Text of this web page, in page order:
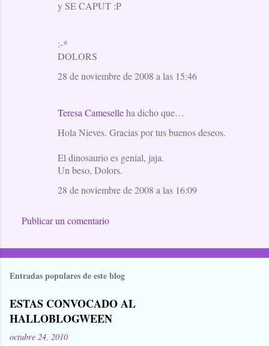
y SE CAPUT :P
:-*
DOLORS
28 de noviembre de 2008 a las 15:46
Teresa Cameselleha dicho que…
Hola Nieves. Gracias por tus buenos deseos.
El dinosaurio es genial, jaja.
Un beso, Dolors.
28 de noviembre de 2008 a las 16:09
Publicar un comentario
Entradas populares de este blog
ESTAS CONVOCADO AL
HALLOBLOGWEEN
octubre 24, 2010